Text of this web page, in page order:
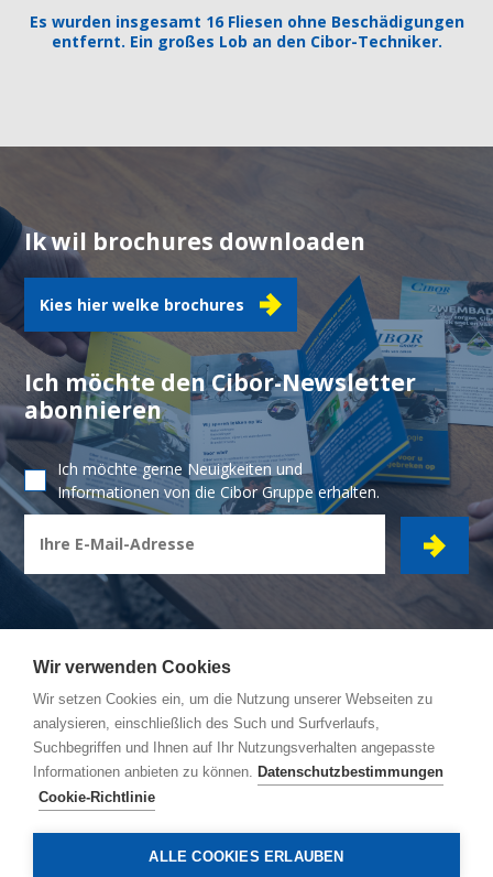
Es wurden insgesamt 16 Fliesen ohne Beschädigungen
entfernt. Ein großes Lob an den Cibor-Techniker.
Ik wil brochures downloaden
Kies hier welke brochures
Ich möchte den Cibor-Newsletter
abonnieren
Ich möchte gerne Neuigkeiten und
Informationen von die Cibor Gruppe erhalten.
CIBOR GRUPPE- Ambachtsstraat 7 - 2450 Meerhout
Reiseroute
Allgemeine Bedingungen
Datenschutzbestimmungen
Cookie-Richtlinie
Wir verwenden Cookies
Wir setzen Cookies ein, um die Nutzung unserer Webseiten zu
analysieren, einschließlich des Such und Surfverlaufs,
Suchbegriffen und Ihnen auf Ihr Nutzungsverhalten angepasste
Informationen anbieten zu können. Datenschutzbestimmungen
Cookie-Richtlinie
ALLE COOKIES ERLAUBEN